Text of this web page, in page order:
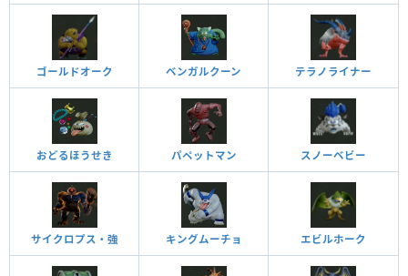
ゴールドオーク ベンガルクーン テラノライナー
おどるほうせき パペットマン スノーベビー
サイクロプス・強 キングムーチョ エビルホーク